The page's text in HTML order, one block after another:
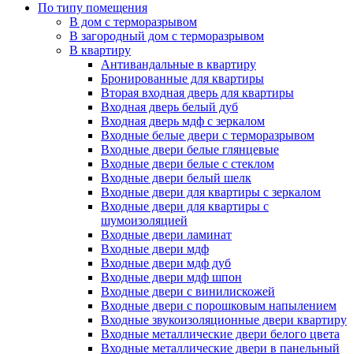
По типу помещения
В дом с терморазрывом
В загородный дом с терморазрывом
В квартиру
Антивандальные в квартиру
Бронированные для квартиры
Вторая входная дверь для квартиры
Входная дверь белый дуб
Входная дверь мдф с зеркалом
Входные белые двери с терморазрывом
Входные двери белые глянцевые
Входные двери белые с стеклом
Входные двери белый шелк
Входные двери для квартиры с зеркалом
Входные двери для квартиры с
шумоизоляцией
Входные двери ламинат
Входные двери мдф
Входные двери мдф дуб
Входные двери мдф шпон
Входные двери с винилискожей
Входные двери с порошковым напылением
Входные звукоизоляционные двери квартиру
Входные металлические двери белого цвета
Входные металлические двери в панельный